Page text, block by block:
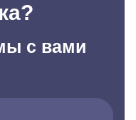
с вами